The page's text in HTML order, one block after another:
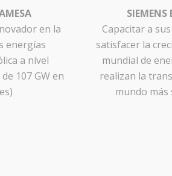
en la
energías
a nivel
107 GW en
SIEMENS
Capacitar a
satisfacer la
mundial de
realizan la
mundo